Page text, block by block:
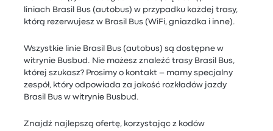
liniach Brasil Bus (autobus) w przypadku każdej trasy,
którą rezerwujesz w Brasil Bus (WiFi, gniazdka i inne).
Wszystkie linie Brasil Bus (autobus) są dostępne w
witrynie Busbud. Nie możesz znaleźć trasy Brasil Bus,
której szukasz? Prosimy o kontakt – mamy specjalny
zespół, który odpowiada za jakość rozkładów jazdy
Brasil Bus w witrynie Busbud.
Znajdź najlepszą ofertę, korzystając z kodów